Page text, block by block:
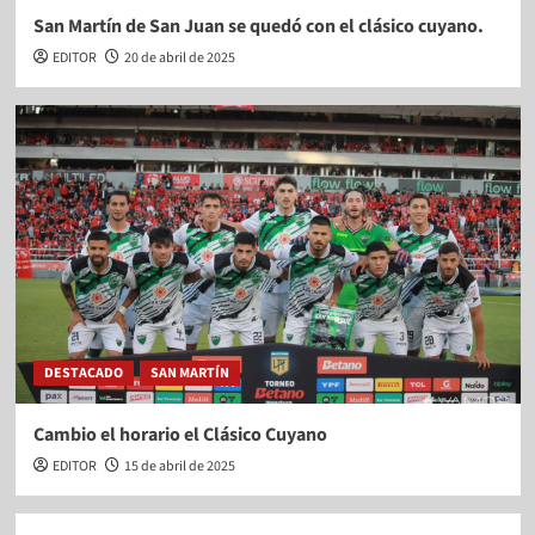
San Martín de San Juan se quedó con el clásico cuyano.
EDITOR 20 de abril de 2025
DESTACADO SAN MARTÍN
Cambio el horario el Clásico Cuyano
EDITOR 15 de abril de 2025